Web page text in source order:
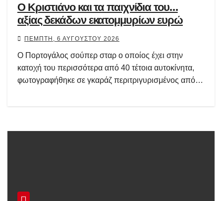
Ο Κριστιάνο και τα παιχνίδια του…
αξίας δεκάδων εκατομμυρίων ευρώ
ΠΈΜΠΤΗ, 6 ΑΥΓΟΎΣΤΟΥ 2026
Ο Πορτογάλος σούπερ σταρ ο οποίος έχει στην
κατοχή του περισσότερα από 40 τέτοια αυτοκίνητα,
φωτογραφήθηκε σε γκαράζ περιτριγυρισμένος από…